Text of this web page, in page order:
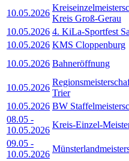
10.05.2026
Kreis Groß-Gerau
10.05.2026 4. KiLa-Sportfest
10.05.2026 KMS Cloppenburg
10.05.2026 Bahneröffnung
10.05.2026
Trier
10.05.2026 BW
08.05 -
10.05.2026
Kreis-Einzel-
09.05 -
10.05.2026